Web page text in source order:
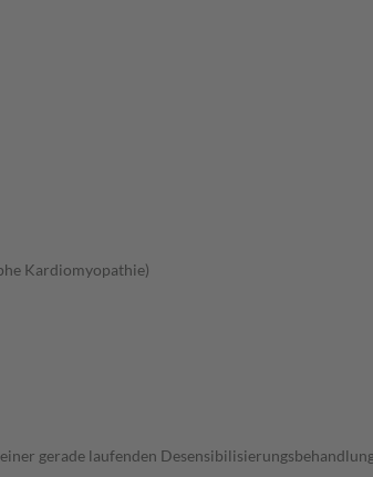
Kardiomyopathie)
gerade laufenden